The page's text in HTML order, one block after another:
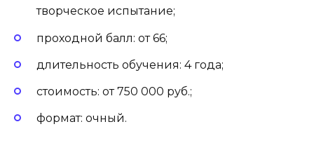
творческое испытание;
проходной балл: от 66;
длительность обучения: 4 года;
стоимость: от 750 000 руб.;
формат: очный.